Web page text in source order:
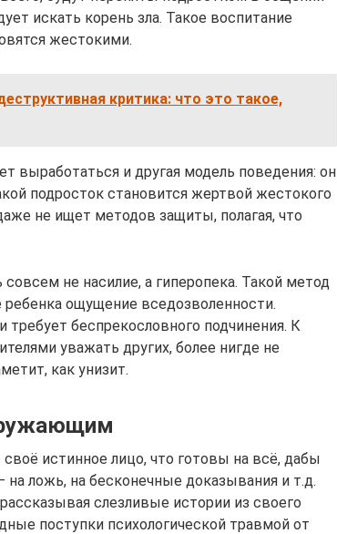
искать корень зла. Такое воспитание
жестокими.
критика: что это такое,
выработаться и другая модель поведения: он
подросток становится жертвой жестокого
не ищет методов защиты, полагая, что
не насилие, а гиперопека. Такой метод
ощущение вседозволенности.
беспрекословного подчинения. К
уважать других, более нигде не
как унизит.
истинное лицо, что готовы на всё, дабы
ложь, на бесконечные доказывания и т.д.
слезливые истории из своего
поступки психологической травмой от